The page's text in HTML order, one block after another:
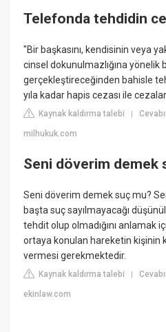
Telefonda tehdidin
"Bir başkasını, kendisinin veya
cinsel dokunulmazlığına yönelik
gerçekleştireceğinden bahisle
yıla kadar hapis cezası ile
Kaynak kaldırma talebi |
milhukuk.com
Seni döverim demek
Seni döverim demek suç mu?
başta suç sayılmayacağı
tehdit olup olmadığını anlamak
ortaya konulan hareketin kişinin
vermesi gerekmektedir.
Kaynak kaldırma talebi |
ekinlaw.com